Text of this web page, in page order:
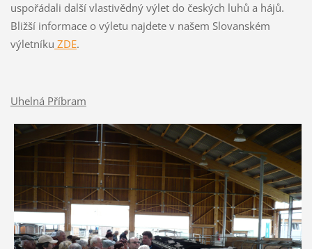
uspořádali další vlastivědný výlet do českých luhů a hájů.
Bližší informace o výletu najdete v našem Slovanském
výletníku ZDE.
Uhelná Příbram